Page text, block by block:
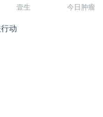
壹生 今日肿瘤
动